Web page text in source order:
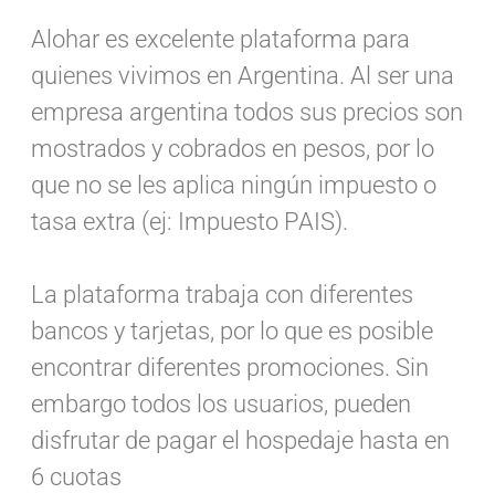
Alohar es excelente plataforma para
quienes vivimos en Argentina. Al ser una
empresa argentina todos sus precios son
mostrados y cobrados en pesos, por lo
que no se les aplica ningún impuesto o
tasa extra (ej: Impuesto PAIS).
La plataforma trabaja con diferentes
bancos y tarjetas, por lo que es posible
encontrar diferentes promociones. Sin
embargo todos los usuarios, pueden
disfrutar de pagar el hospedaje hasta en
6 cuotas